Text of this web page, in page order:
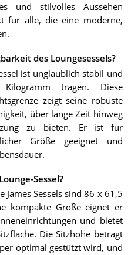
und stilvolles Aussehen
für alle, die eine moderne,
des Loungesessels?
ist unglaublich stabil und
tragen. Diese
zeigt seine robuste
über lange Zeit hinweg
zu bieten. Er ist für
Größe geeignet und
Sessel?
James Sessels sind 86 x 61,5
kompakte Größe eignet er
und bietet
Die Sitzhöhe beträgt
optimal gestützt wird, und